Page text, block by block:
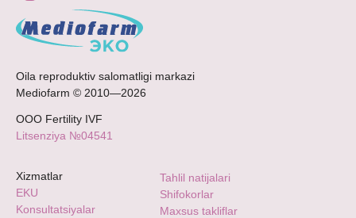
ООО Fertility IVF
Litsenziya №04541
Tahlil natijalari
Shifokorlar
Maxsus takliflar
Xizmatlar
EKU
Konsultatsiyalar
Oila reproduktiv salomatligi markazi
Mediofarm © 2010—2026